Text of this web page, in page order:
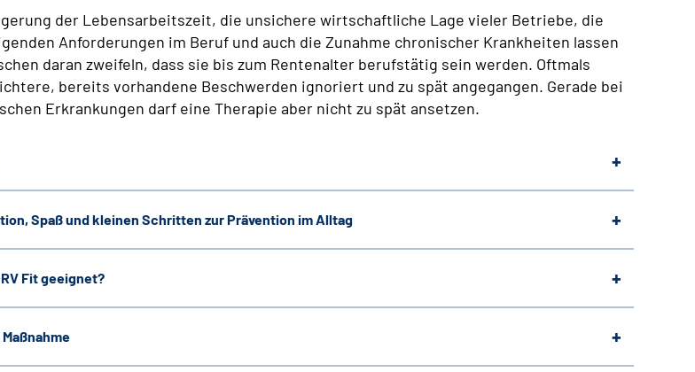
der Lebensarbeitszeit, die unsichere wirtschaftliche Lage vieler Betriebe, die
Anforderungen im Beruf und auch die Zunahme chronischer Krankheiten lassen
daran zweifeln, dass sie bis zum Rentenalter berufstätig sein werden. Oftmals
bereits vorhandene Beschwerden ignoriert und zu spät angegangen. Gerade bei
Erkrankungen darf eine Therapie aber nicht zu spät ansetzen.
Spaß und kleinen Schritten zur Prävention im Alltag
Fit geeignet?